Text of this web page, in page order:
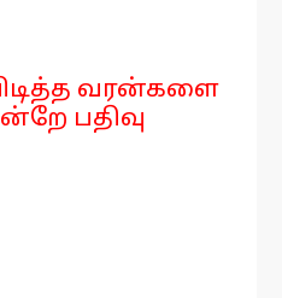
வரன்களை
பதிவு